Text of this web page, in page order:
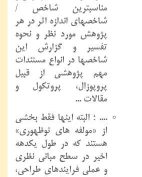
مناسبترین شاخص /
شاخصهای اندازه اثر در هر
پژوهش مورد نظر و نحوه
تفسیر و گزارش این
شاخصها در انواع مستندات
مهم پژوهشی از قبیل
پروپوزال، پروتکول و
مقالات ...
.... ؛ البته اینها فقط بخشی
از «مولفه های نوظهوری»
هستند که در طول یکدهه
اخیر در سطح مبانی نظری
و عملی فرایندهای طراحی،